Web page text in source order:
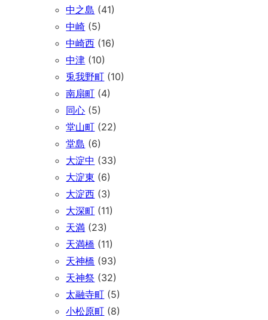
中之島 (41)
中崎 (5)
中崎西 (16)
中津 (10)
兎我野町 (10)
南扇町 (4)
同心 (5)
堂山町 (22)
堂島 (6)
大淀中 (33)
大淀東 (6)
大淀西 (3)
大深町 (11)
天満 (23)
天満橋 (11)
天神橋 (93)
天神祭 (32)
太融寺町 (5)
小松原町 (8)